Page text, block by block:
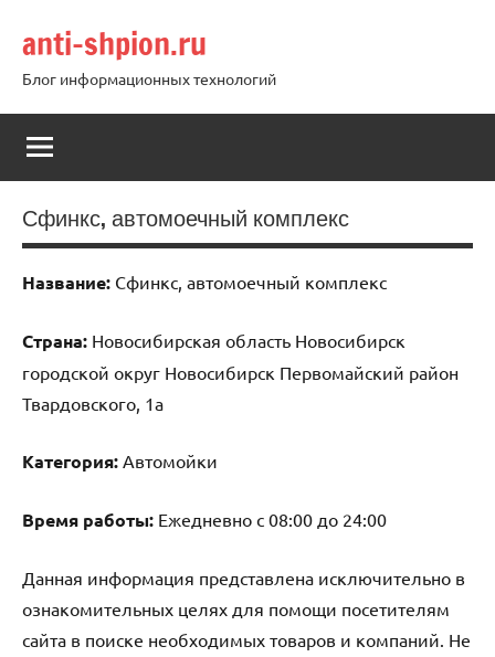
содержимому
anti-shpion.ru
Блог информационных технологий
Сфинкс, автомоечный комплекс
Название: Сфинкс, автомоечный комплекс
Страна: Новосибирская область Новосибирск
городской округ Новосибирск Первомайский район
Твардовского, 1а
Категория: Автомойки
Время работы: Ежедневно с 08:00 до 24:00
Данная информация представлена исключительно в
ознакомительных целях для помощи посетителям
сайта в поиске необходимых товаров и компаний. Не